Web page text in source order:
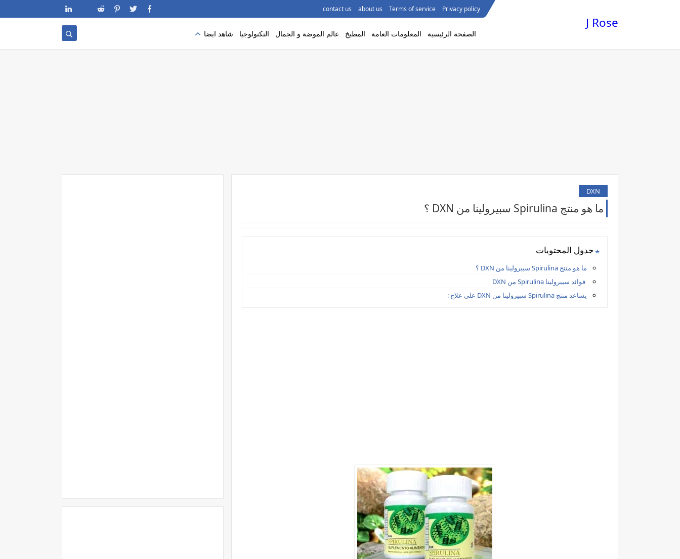
Privacy policy
Terms of service
about us
contact us
J Rose
الصفحة الرئيسية المعلومات العامة المطبخ عالم الموضة و الجمال التكنولوجيا شاهد ايضا
DXN
ما هو منتج Spirulina سبيرولينا من DXN ؟
جدول المحتويات
ما هو منتج Spirulina سبيرولينا من DXN ؟
فوائد سيبرولينا Spirulina من DXN
يساعد منتج Spirulina سبيرولينا من DXN على علاج :